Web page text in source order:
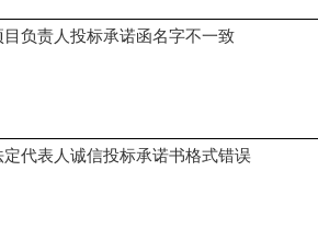
目负责人投标承诺函名字不一致
定代表人诚信投标承诺书格式错误